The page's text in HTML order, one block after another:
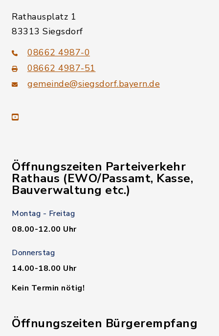
Rathausplatz 1
83313 Siegsdorf
08662 4987-0
08662 4987-51
gemeinde@siegsdorf.bayern.de
youtube
Öffnungszeiten Parteiverkehr
Rathaus (EWO/Passamt, Kasse,
Bauverwaltung etc.)
Montag - Freitag
08.00-12.00 Uhr
Donnerstag
14.00-18.00 Uhr
Kein Termin nötig!
Öffnungszeiten Bürgerempfang